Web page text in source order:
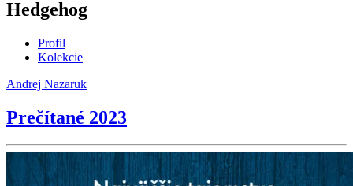
Hedgehog
Profil
Kolekcie
Andrej Nazaruk
Prečítané 2023